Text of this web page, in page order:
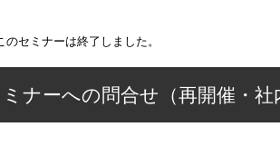
のセミナーは終了しました。
ナーへの問合せ（再開催・社